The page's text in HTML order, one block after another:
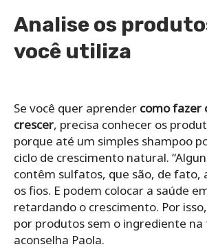
Analise os
você utiliza
Se você quer aprender como fazer
crescer, precisa conhecer os
porque até um simples shampoo
ciclo de crescimento natural.
contêm sulfatos, que são, de fato,
os fios. E podem colocar a saúde
retardando o crescimento. Por
por produtos sem o ingrediente na
aconselha Paola.